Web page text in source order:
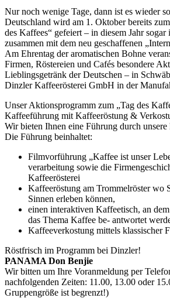
Nur noch wenige Tage, dann ist es wieder
Deutschland wird am 1. Oktober bereits
des Kaffees“ gefeiert – in diesem Jahr sogar
zusammen mit dem neu geschaffenen
Am Ehrentag der aromatischen Bohne
Firmen, Röstereien und Cafés besondere
Lieblingsgetränk der Deutschen – in
Dinzler Kaffeerösterei GmbH in der
Unser Aktionsprogramm zum „Tag des
Kaffeeführung mit Kaffeeröstung &
Wir bieten Ihnen eine Führung durch
Die Führung beinhaltet:
Filmvorführung „Kaffee ist unser
verarbeitung sowie die
Kaffeerösterei
Kaffeeröstung am Trommelröster wo
Sinnen erleben können,
einen interaktiven Kaffeetisch, an
das Thema Kaffee be- antwortet
Kaffeeverkostung mittels klassischer
Röstfrisch im Programm bei Dinzler!
PANAMA Don Benjie
Wir bitten um Ihre Voranmeldung per
nachfolgenden Zeiten: 11.00, 13.00 oder
Gruppengröße ist begrenzt!)